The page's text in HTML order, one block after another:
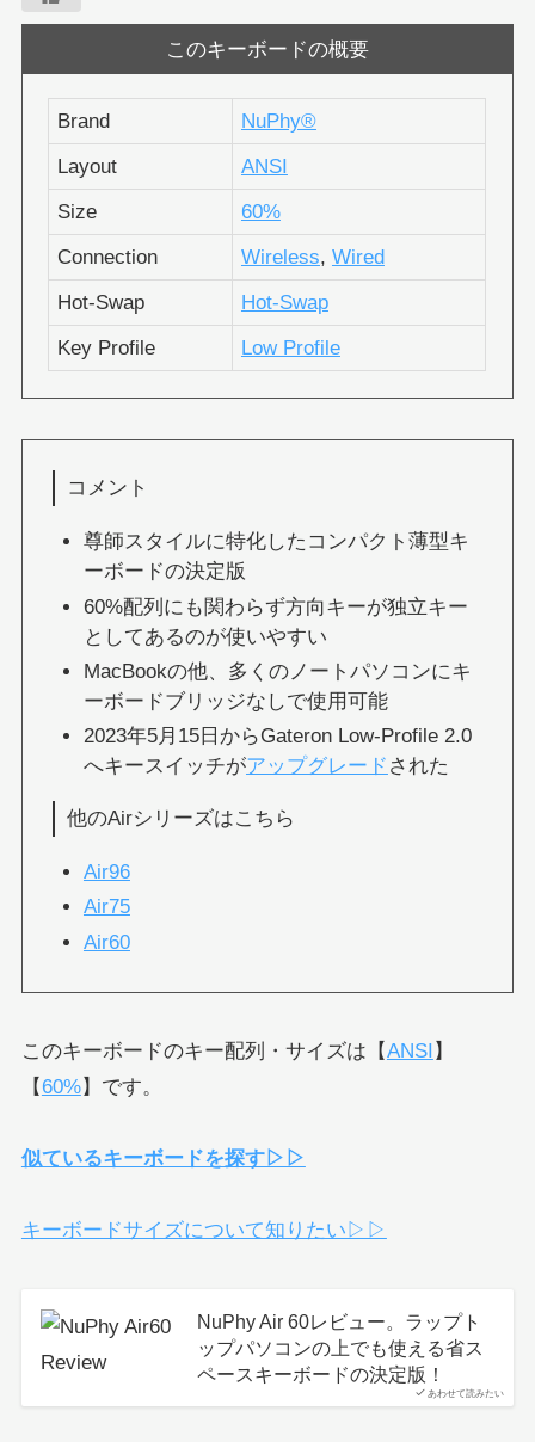
このキーボードの概要
Brand
NuPhy®︎
Layout
ANSI
Size
60%
Connection
Wireless, Wired
Hot-Swap
Hot-Swap
Key Profile
Low Profile
コメント
尊師スタイルに特化したコンパクト薄型キ
ーボードの決定版
60%配列にも関わらず方向キーが独立キー
としてあるのが使いやすい
MacBookの他、多くのノートパソコンにキ
ーボードブリッジなしで使用可能
2023年5月15日からGateron Low-Profile 2.0
へキースイッチがアップグレード された
他のAirシリーズはこちら
Air96
Air75
Air60
このキーボードのキー配列・サイズは【ANSI 】
【 60%】です。
似ているキーボードを探す▷▷
キーボードサイズについて知りたい▷▷
あわせて読みたい
NuPhy Air 60レビュー。ラップト
ップパソコンの上でも使える省ス
ペースキーボードの決定版！